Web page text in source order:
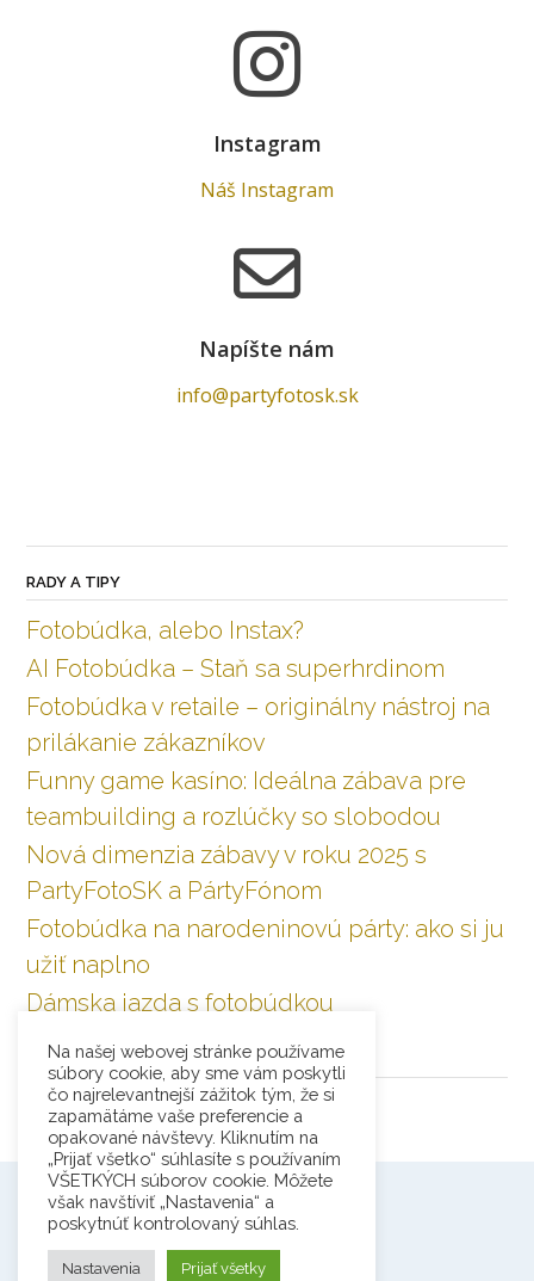
Instagram
Náš Instagram
Napíšte nám
info@partyfotosk.sk
RADY A TIPY
Fotobúdka, alebo Instax?
AI Fotobúdka – Staň sa superhrdinom
Fotobúdka v retaile – originálny nástroj na
prilákanie zákazníkov
Funny game kasíno: Ideálna zábava pre
teambuilding a rozlúčky so slobodou
Nová dimenzia zábavy v roku 2025 s
PartyFotoSK a PártyFónom
Fotobúdka na narodeninovú párty: ako si ju
užiť naplno
Dámska jazda s fotobúdkou
RECENZIE
Na našej webovej stránke používame
súbory cookie, aby sme vám poskytli
čo najrelevantnejší zážitok tým, že si
zapamätáme vaše preferencie a
opakované návštevy. Kliknutím na
„Prijať všetko“ súhlasíte s používaním
VŠETKÝCH súborov cookie. Môžete
však navštíviť „Nastavenia“ a
poskytnúť kontrolovaný súhlas.
Nastavenia Prijať všetky